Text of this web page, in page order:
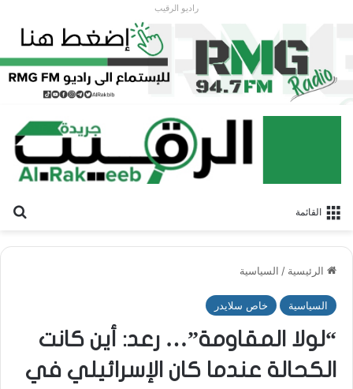
راديو الرقيب
القائمة
الرئيسية / السياسية
السياسية خاص سلايدر
“لولا المقاومة”… رعد: أين كانت
الكحالة عندما كان الإسرائيلي في